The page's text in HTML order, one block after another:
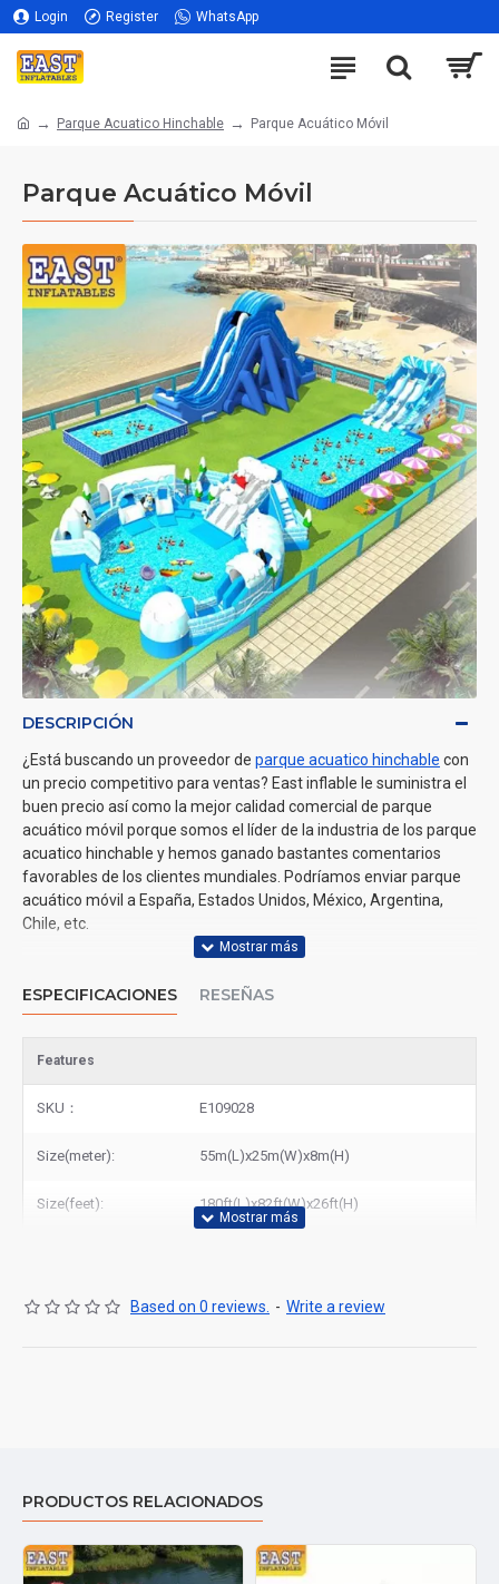
Login Register WhatsApp
Parque Acuatico Hinchable Parque Acuático Móvil
Parque Acuático Móvil
DESCRIPCIÓN
¿Está buscando un proveedor de parque acuatico hinchable con
un precio competitivo para ventas? East inflable le suministra el
buen precio así como la mejor calidad comercial de parque
acuático móvil porque somos el líder de la industria de los parque
acuatico hinchable y hemos ganado bastantes comentarios
favorables de los clientes mundiales. Podríamos enviar parque
acuático móvil a España, Estados Unidos, México, Argentina,
Chile, etc.
ESPECIFICACIONES RESEÑAS
Features
SKU： E109028
Size(meter): 55m(L)x25m(W)x8m(H)
Size(feet): 180ft(L)x82ft(W)x26ft(H)
Based on 0 reviews. - Write a review
PRODUCTOS RELACIONADOS